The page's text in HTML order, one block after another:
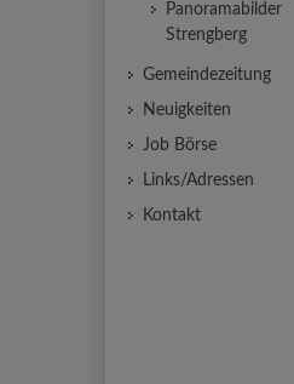
Panoramabilder
Strengberg
Gemeindezeitung
Neuigkeiten
Job Börse
Links/Adressen
Kontakt